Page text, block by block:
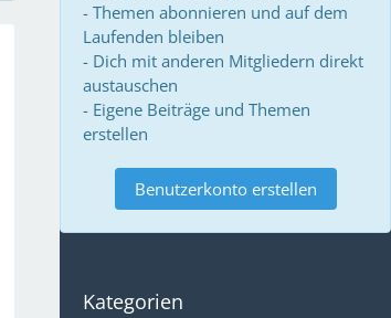
- Themen abonnieren und auf dem
Laufenden bleiben
- Dich mit anderen Mitgliedern direkt
austauschen
- Eigene Beiträge und Themen
erstellen
Benutzerkonto erstellen
Kategorien